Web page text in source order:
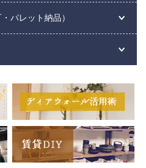
パレット納品）